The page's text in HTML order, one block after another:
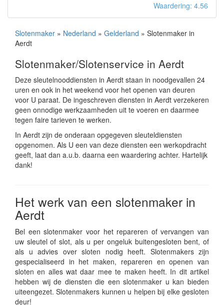
Waardering: 4.56
Slotenmaker » Nederland » Gelderland » Slotenmaker in
Aerdt
Slotenmaker/Slotenservice in Aerdt
Deze sleutelnooddiensten in Aerdt staan in noodgevallen 24
uren en ook in het weekend voor het openen van deuren
voor U paraat. De ingeschreven diensten in Aerdt verzekeren
geen onnodige werkzaamheden uit te voeren en daarmee
tegen faire tarieven te werken.
In Aerdt zijn de onderaan opgegeven sleuteldiensten
opgenomen. Als U een van deze diensten een werkopdracht
geeft, laat dan a.u.b. daarna een waardering achter. Hartelijk
dank!
Het werk van een slotenmaker in
Aerdt
Bel een slotenmaker voor het repareren of vervangen van
uw sleutel of slot, als u per ongeluk buitengesloten bent, of
als u advies over sloten nodig heeft. Slotenmakers zijn
gespecialiseerd in het maken, repareren en openen van
sloten en alles wat daar mee te maken heeft. In dit artikel
hebben wij de diensten die een slotenmaker u kan bieden
uiteengezet. Slotenmakers kunnen u helpen bij elke gesloten
deur!